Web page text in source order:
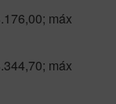
máx
máx